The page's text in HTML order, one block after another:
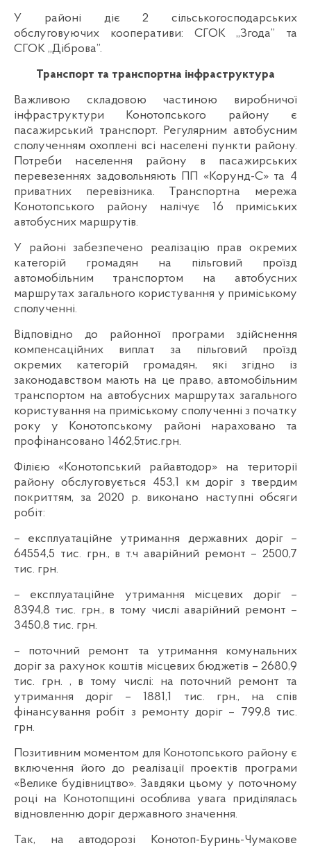
У районі діє 2 сільськогосподарських
обслуговуючих кооперативи: СГОК „Згода” та
СГОК „Діброва”.
Транспорт та транспортна інфраструктура
Важливою складовою частиною виробничої
інфраструктури Конотопського району є
пасажирський транспорт. Регулярним автобусним
сполученням охоплені всі населені пункти району.
Потреби населення району в пасажирських
перевезеннях задовольняють ПП «Корунд-С» та 4
приватних перевізника. Транспортна мережа
Конотопського району налічує 16 приміських
автобусних маршрутів.
У районі забезпечено реалізацію прав окремих
категорій громадян на пільговий проїзд
автомобільним транспортом на автобусних
маршрутах загального користування у приміському
сполученні.
Відповідно до районної програми здійснення
компенсаційних виплат за пільговий проїзд
окремих категорій громадян, які згідно із
законодавством мають на це право, автомобільним
транспортом на автобусних маршрутах загального
користування на приміському сполученні з початку
року у Конотопському районі нараховано та
профінансовано 1462,5тис.грн.
Філією «Конотопський райавтодор» на території
району обслуговується 453,1 км доріг з твердим
покриттям, за 2020 р. виконано наступні обсяги
робіт:
– експлуатаційне утримання державних доріг –
64554,5 тис. грн., в т.ч аварійний ремонт – 2500,7
тис. грн.
– експлуатаційне утримання місцевих доріг –
8394,8 тис. грн., в тому числі аварійний ремонт –
3450,8 тис. грн.
– поточний ремонт та утримання комунальних
доріг за рахунок коштів місцевих бюджетів – 2680,9
тис. грн. , в тому числі: на поточний ремонт та
утримання доріг – 1881,1 тис. грн., на спів
фінансування робіт з ремонту доріг – 799,8 тис.
грн.
Позитивним моментом для Конотопського району є
включення його до реалізації проектів програми
«Велике будівництво». Завдяки цьому у поточному
році на Конотопщині особлива увага приділялась
відновленню доріг державного значення.
Так, на автодорозі Конотоп-Буринь-Чумакове